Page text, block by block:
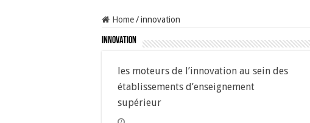
Home/innovation
innovation
les moteurs de l’innovation au sein des
établissements d’enseignement
supérieur